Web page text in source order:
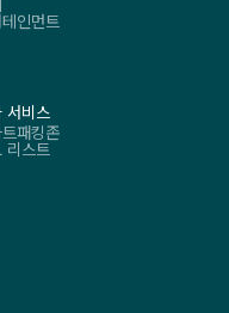
인먼트
서비스
패킹존
리스트